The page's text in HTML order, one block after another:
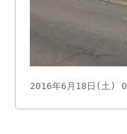
2016年6月18日(土)